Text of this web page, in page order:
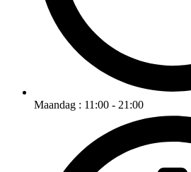
Maandag : 11:00 - 21:00